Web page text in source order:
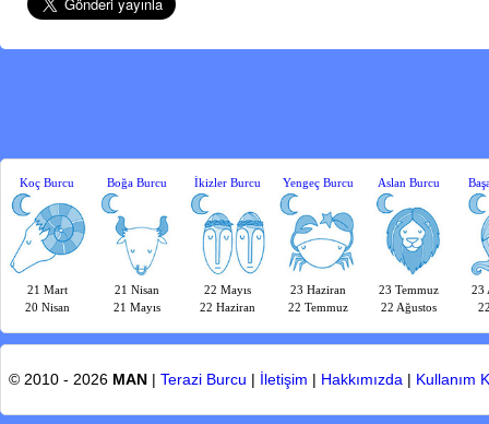
Koç Burcu
21 Mart
20 Nisan
Boğa Burcu
21 Nisan
21 Mayıs
İkizler Burcu
22 Mayıs
22 Haziran
Yengeç Burcu
23 Haziran
22 Temmuz
Aslan Burcu
23 Temmuz
22 Ağustos
23
© 2010 - 2026 MAN | Terazi Burcu | İletişim | Hakkımızda | Kullanım